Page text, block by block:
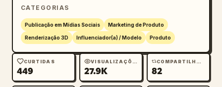
Qualidade 8K surreal, sombras
cinematográficas, direção de arte comercial
sofisticada, energia feminina de luxo,
moderno de redes sociais, reflexos brilhantes
e estilo de publicidade digital de alto
padrão.
CATEGORIAS
Publicação em Mídias Sociais Marketing de Produto
Renderização 3D Influenciador(a) / Modelo Produto
CURTIDAS
449
VISUALIZAÇÕES
27.9K
COMPARTILHAMENTOS
82